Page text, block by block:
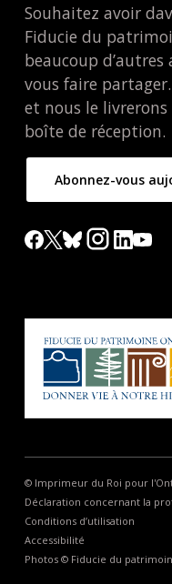
Souhaitez avoir
Fiducie du
beaucoup
vous faire
et nous le
boîte de réception.
Abonnez-vous
© Imprimeur du Roi pour
Déclaration concernant la
Conditions d’utilisation
Accessibilité
Photos © Fiducie du